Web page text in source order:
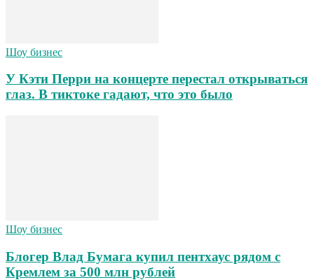
Шоу бизнес
У Кэти Перри на концерте перестал открываться
глаз. В тиктоке гадают, что это было
Шоу бизнес
Блогер Влад Бумага купил пентхаус рядом с
Кремлем за 500 млн рублей